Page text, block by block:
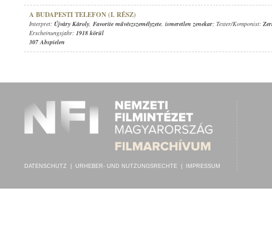
A BUDAPESTI TELEFON (I. RÉSZ)
Interpret: Újváry Károly, Favorite művészszemélyzete, ismeretlen zenekar; Texter/Komponist:
Erscheinungsjahr: 1918 körül
307 Abspielen
DATENSCHUTZ URHEBER- UND NUTZUNGSRECHTE IMPRESSUM